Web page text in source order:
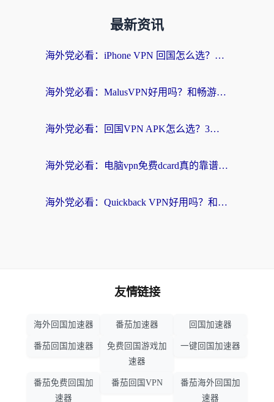
最新资讯
海外党必看：iPhone VPN 回国怎么选？一篇搞定无缝访问国内资源
海外党必看：MalusVPN好用吗？和畅游VPN对比哪个回国效果更好？附穿梭飞鱼神龟真实体验
海外党必看：回国VPN APK怎么选？3步教你无缝刷国内剧玩国服
海外党必看：电脑vpn免费dcard真的靠谱吗？教你选对回国加速器无缝访问国内资源
海外党必看：Quickback VPN好用吗？和小黑牛VPN对比哪个回国效果更好？附真实体验+避坑指南
友情链接
海外回国加速器 番茄加速器 回国加速器
番茄回国加速器
免费回国游戏加
速器
一键回国加速器
番茄免费回国加
速器
番茄回国VPN
番茄海外回国加
速器